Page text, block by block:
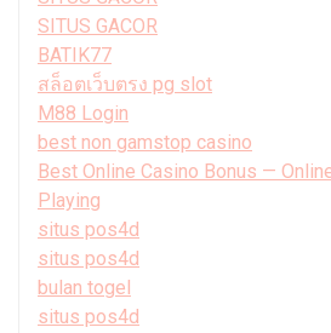
SITUS GACOR
BATIK77
สล็อตเว็บตรง pg slot
M88 Login
best non gamstop casino
Best Online Casino Bonus —
Playing
situs pos4d
situs pos4d
bulan togel
situs pos4d